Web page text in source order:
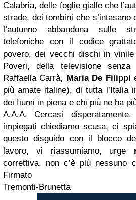
Calabria, delle foglie gialle che
strade, dei tombini che s’intasano
l’autunno abbandona sulle
telefoniche con il codice
povero, dei vecchi dischi in
Poveri, della televisione
Raffaella Carrà, Maria De Filippi
più amate italine), di tutta l’Italia
dei fiumi in piena e chi più ne ha
A.A.A.Cercasi disperatamente.
impiegati chiediamo scusa, ci
questo disguido con il blocco
lavoro, vi riassumiamo, urge
correttiva, non c’è più nessuno
Firmato
Tremonti-Brunetta